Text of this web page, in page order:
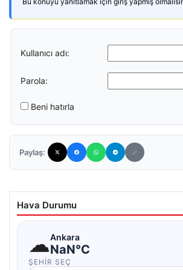
Kullanıcı adı:
Parola:
Beni hatırla
Paylaş:
Hava Durumu
☁Ankara
NaN°C
ŞEHIR SEÇ